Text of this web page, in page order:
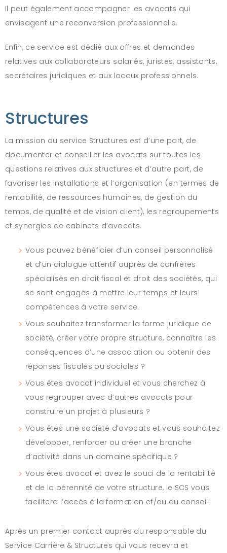
Il peut également accompagner les avocats qui
envisagent une reconversion professionnelle.
Enfin, ce service est dédié aux offres et demandes
relatives aux collaborateurs salariés, juristes, assistants,
secrétaires juridiques et aux locaux professionnels.
Structures
La mission du service Structures est d’une part, de
documenter et conseiller les avocats sur toutes les
questions relatives aux structures et d’autre part, de
favoriser les installations et l’organisation (en termes de
rentabilité, de ressources humaines, de gestion du
temps, de qualité et de vision client), les regroupements
et synergies de cabinets d’avocats.
Vous pouvez bénéficier d’un conseil personnalisé
et d’un dialogue attentif auprès de confrères
spécialisés en droit fiscal et droit des sociétés, qui
se sont engagés à mettre leur temps et leurs
compétences à votre service.
Vous souhaitez transformer la forme juridique de
société, créer votre propre structure, connaître les
conséquences d’une association ou obtenir des
réponses fiscales ou sociales ?
Vous êtes avocat individuel et vous cherchez à
vous regrouper avec d’autres avocats pour
construire un projet à plusieurs ?
Vous êtes une société d’avocats et vous souhaitez
développer, renforcer ou créer une branche
d’activité dans un domaine spécifique ?
Vous êtes avocat et avez le souci de la rentabilité
et de la pérennité de votre structure, le SCS vous
facilitera l’accès à la formation et/ou au conseil.
Après un premier contact auprès du responsable du
Service Carrière & Structures qui vous recevra et